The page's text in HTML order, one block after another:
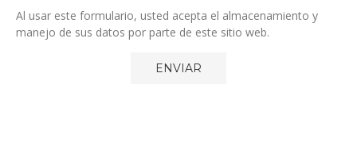
Al usar este formulario, usted acepta el almacenamiento y
manejo de sus datos por parte de este sitio web.